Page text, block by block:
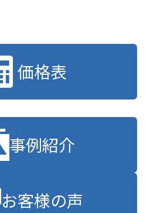
価格表
事例紹介
お客様の声